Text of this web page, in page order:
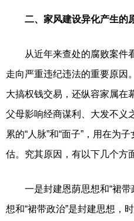
二、家风建设异化产生的
从近年来查处的腐败案件
走向严重违纪违法的重要原因
大搞权钱交易，还纵容家属在
父母影响经商谋利、大发不义
累的“人脉”和“面子”，用在为
估。究其原因，有以下几个方
一是封建恩荫思想和“裙带
想和“裙带政治”是封建思想，